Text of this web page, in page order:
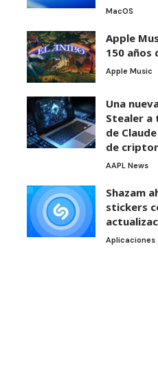
MacOS
Apple
150 años
Apple Music
Una
Stealer a
de
de
AAPL News
Shazam
stickers
Aplicaciones